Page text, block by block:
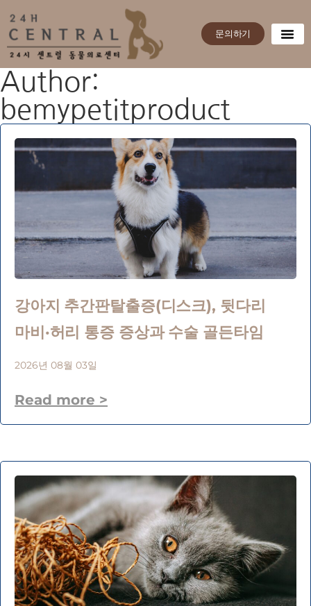
문의하기
Author:
bemypetitproduct
강아지 추간판탈출증(디스크), 뒷다리
마비·허리 통증 증상과 수술 골든타임
2026년 08월 03일
Read more >